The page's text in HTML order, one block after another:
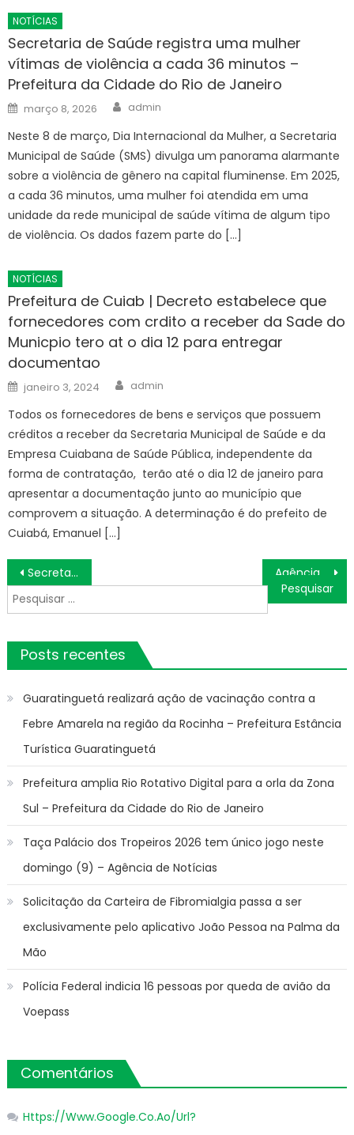
NOTÍCIAS
Secretaria de Saúde registra uma mulher
vítimas de violência a cada 36 minutos –
Prefeitura da Cidade do Rio de Janeiro
Posted
on
março 8, 2026 Author
admin
Neste 8 de março, Dia Internacional da Mulher, a Secretaria
Municipal de Saúde (SMS) divulga um panorama alarmante
sobre a violência de gênero na capital fluminense. Em 2025,
a cada 36 minutos, uma mulher foi atendida em uma
unidade da rede municipal de saúde vítima de algum tipo
de violência. Os dados fazem parte do […]
NOTÍCIAS
Prefeitura de Cuiab | Decreto estabelece que
fornecedores com crdito a receber da Sade do
Municpio tero at o dia 12 para entregar
documentao
Posted
on
janeiro 3, 2024 Author
admin
Todos os fornecedores de bens e serviços que possuem
créditos a receber da Secretaria Municipal de Saúde e da
Empresa Cuiabana de Saúde Pública, independente da
forma de contratação, terão até o dia 12 de janeiro para
apresentar a documentação junto ao município que
comprovem a situação. A determinação é do prefeito de
Cuiabá, Emanuel […]
Navegação
de
Post
Secretaria da Mulher lança o projeto “Movimento Mulher Plena 40 +” – Agência de Notícias
Pesquisar
por:
Posts recentes
Guaratinguetá realizará ação de vacinação contra a
Febre Amarela na região da Rocinha – Prefeitura Estância
Turística Guaratinguetá
Prefeitura amplia Rio Rotativo Digital para a orla da Zona
Sul – Prefeitura da Cidade do Rio de Janeiro
Taça Palácio dos Tropeiros 2026 tem único jogo neste
domingo (9) – Agência de Notícias
Solicitação da Carteira de Fibromialgia passa a ser
exclusivamente pelo aplicativo João Pessoa na Palma da
Mão
Polícia Federal indicia 16 pessoas por queda de avião da
Voepass
Comentários
Https://Www.Google.Co.Ao/Url?